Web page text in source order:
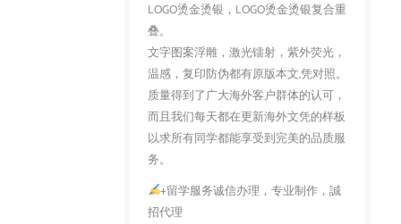
LOGO烫金烫银，LOGO烫金烫银复合重
叠。
文字图案浮雕，激光镭射，紫外荧光，
温感，复印防伪都有原版本文,凭对照。
质量得到了广大海外客户群体的认可，
而且我们每天都在更新海外文凭的样板
以求所有同学都能享受到完美的品质服
务。
+留学服务诚信办理，专业制作，誠
招代理